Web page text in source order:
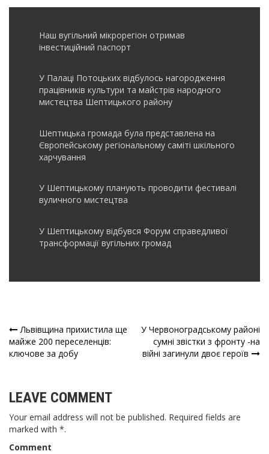
Наш вугільний мікрорегіон отримав
інвеcтиційний паспорт
У Палаці Потоцьких відбулось нагородження
працівників культури та майстрів народного
мистецтва Шептицького району
Шептицька громада була представлена на
Європейському регіональному саміті шкільного
харчування
У Шептицькому планують проводити фестивалі
вуличного мистецтва
У Шептицькому відбувся Форум справедливої
трансформації вугільних громад
Навігація
записів
Львівщина прихистила ще
майже 200 переселенців:
ключове за добу
У Червоноградському районі
сумні звістки з фронту -на
війні загинули двоє героїв
LEAVE COMMENT
Your email address will not be published. Required fields are
marked with *.
Comment